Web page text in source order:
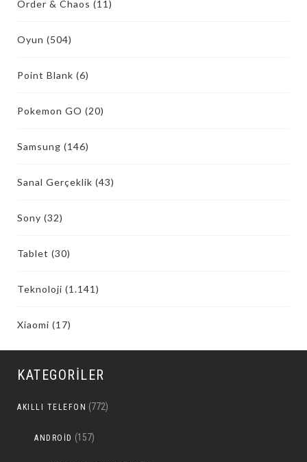
Order & Chaos (11)
Oyun (504)
Point Blank (6)
Pokemon GO (20)
Samsung (146)
Sanal Gerçeklik (43)
Sony (32)
Tablet (30)
Teknoloji (1.141)
Xiaomi (17)
KATEGORILER
AKILLI TELEFON (772)
ANDROID (157)